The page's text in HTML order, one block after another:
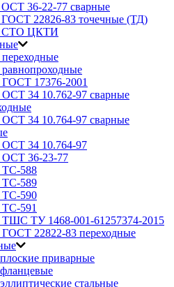
36-22-77 сварные
22826-83 точечные (ТД)
СТО ЦКТИ
17376-2001
34 10.762-97 сварные
34 10.764-97 сварные
34 10.764-97
ОСТ 36-23-77
ТС-588
ТС-589
ТС-590
591
ТУ 1468-001-61257374-2015
22822-83 переходные
приварные
стальные